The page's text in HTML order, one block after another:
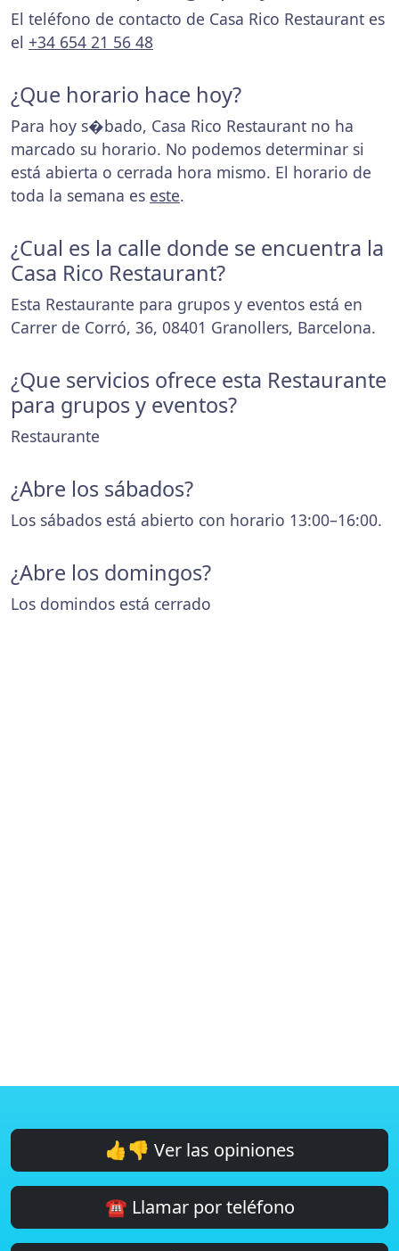
El teléfono de contacto de Casa Rico Restaurant es
el +34 654 21 56 48
¿Que horario hace hoy?
Para hoy s�bado, Casa Rico Restaurant no ha
marcado su horario. No podemos determinar si
está abierta o cerrada hora mismo. El horario de
toda la semana es este.
¿Cual es la calle donde se encuentra la
Casa Rico Restaurant?
Esta Restaurante para grupos y eventos está en
Carrer de Corró, 36, 08401 Granollers, Barcelona.
¿Que servicios ofrece esta Restaurante
para grupos y eventos?
Restaurante
¿Abre los sábados?
Los sábados está abierto con horario 13:00–16:00.
¿Abre los domingos?
Los domindos está cerrado
👍👎 Ver las opiniones
☎️ Llamar por teléfono